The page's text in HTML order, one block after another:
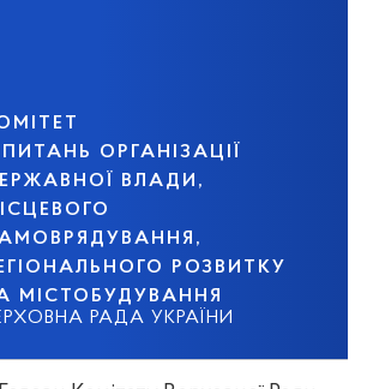
ОРГАНІЗАЦІЇ
ВЛАДИ,
РОЗВИТКУ
МІСТОБУДУВАННЯ
РАДА УКРАЇНИ